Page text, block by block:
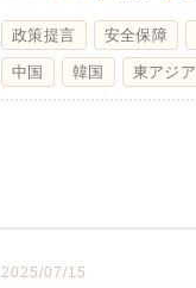
政策提言 安全保障
中国 韓国 東アジア
2025/07/15